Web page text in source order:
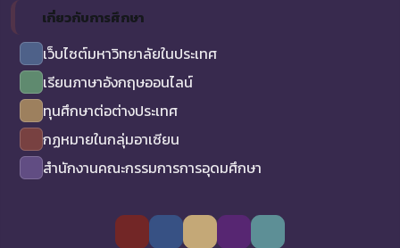
เกี่ยวกับการศึกษา
เว็บไซต์มหาวิทยาลัยในประเทศ
เรียนภาษาอังกฤษออนไลน์
ทุนศึกษาต่อต่างประเทศ
กฏหมายในกลุ่มอาเซียน
สำนักงานคณะกรรมการการอุดมศึกษา